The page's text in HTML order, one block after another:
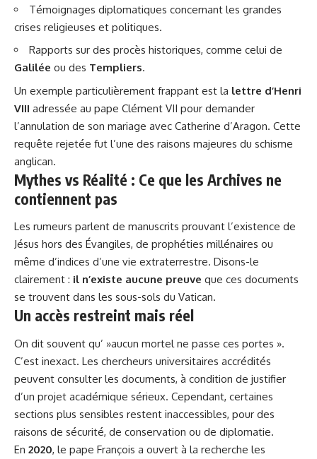
Témoignages diplomatiques concernant les grandes
crises religieuses et politiques.
Rapports sur des procès historiques, comme celui de
Galilée ou des Templiers.
Un exemple particulièrement frappant est la lettre d’Henri
VIII adressée au pape Clément VII pour demander
l’annulation de son mariage avec Catherine d’Aragon. Cette
requête rejetée fut l’une des raisons majeures du schisme
anglican.
Mythes vs Réalité : Ce que les Archives ne
contiennent pas
Les rumeurs parlent de manuscrits prouvant l’existence de
Jésus hors des Évangiles, de prophéties millénaires ou
même d’indices d’une vie extraterrestre. Disons-le
clairement : il n’existe aucune preuve que ces documents
se trouvent dans les sous-sols du Vatican.
Un accès restreint mais réel
On dit souvent qu’ »aucun mortel ne passe ces portes ».
C’est inexact. Les chercheurs universitaires accrédités
peuvent consulter les documents, à condition de justifier
d’un projet académique sérieux. Cependant, certaines
sections plus sensibles restent inaccessibles, pour des
raisons de sécurité, de conservation ou de diplomatie.
En 2020, le pape François a ouvert à la recherche les